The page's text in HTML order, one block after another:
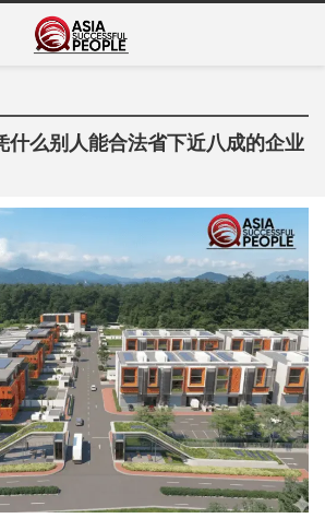
Successful
什么别人能合法省下近八成的企业